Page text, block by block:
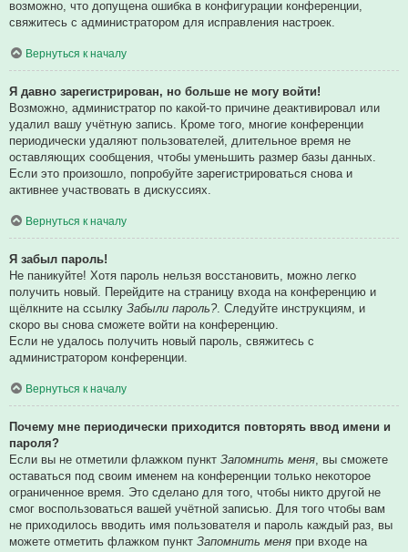
возможно, что допущена ошибка в конфигурации конференции,
свяжитесь с администратором для исправления настроек.
Вернуться к началу
Я давно зарегистрирован, но больше не могу войти!
Возможно, администратор по какой-то причине деактивировал или
удалил вашу учётную запись. Кроме того, многие конференции
периодически удаляют пользователей, длительное время не
оставляющих сообщения, чтобы уменьшить размер базы данных.
Если это произошло, попробуйте зарегистрироваться снова и
активнее участвовать в дискуссиях.
Вернуться к началу
Я забыл пароль!
Не паникуйте! Хотя пароль нельзя восстановить, можно легко
получить новый. Перейдите на страницу входа на конференцию и
щёлкните на ссылку Забыли пароль?. Следуйте инструкциям, и
скоро вы снова сможете войти на конференцию.
Если не удалось получить новый пароль, свяжитесь с
администратором конференции.
Вернуться к началу
Почему мне периодически приходится повторять ввод имени и
пароля?
Если вы не отметили флажком пункт Запомнить меня , вы сможете
оставаться под своим именем на конференции только некоторое
ограниченное время. Это сделано для того, чтобы никто другой не
смог воспользоваться вашей учётной записью. Для того чтобы вам
не приходилось вводить имя пользователя и пароль каждый раз, вы
можете отметить флажком пункт Запомнить меня при входе на